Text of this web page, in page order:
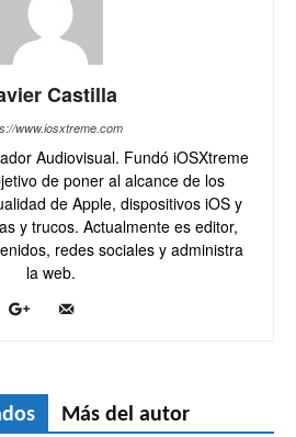
Castilla
www.iosxtreme.com
Audiovisual. Fundó iOSXtreme
de poner al alcance de los
de Apple, dispositivos iOS y
y trucos. Actualmente es editor,
redes sociales y administra
la web.
Más del autor